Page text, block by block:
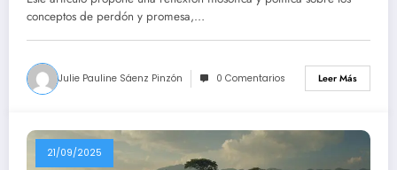
conceptos de perdón y promesa,…
Julie Pauline Sáenz Pinzón 0 Comentarios Leer Más
21/09/2025